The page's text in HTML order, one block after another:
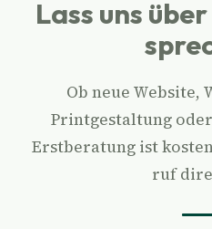
Lass uns über
Ob neue Website,
Printgestaltung
Erstberatung ist
ruf